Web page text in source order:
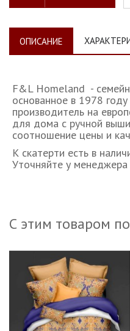
ОПИСАНИЕ
F&L Homeland -
основанное в 1978
производитель на
для дома с ручной
соотношение цены и
К скатерти есть в
Уточняйте у
С этим товаром